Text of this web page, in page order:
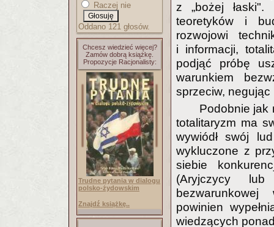
Raczej nie
Oddano 121 głosów.
Chcesz wiedzieć więcej?
Zamów dobrą książkę.
Propozycje Racjonalisty:
Trudne pytania w dialogu
polsko-żydowskim
Znajdź książkę..
z „bożej
teoretyków i
rozwojowi
i informacji,
podjąć próbę
warunkiem
sprzeciw,
Podobnie jak
totalitaryzm ma
wywiódł swój
wykluczone z
siebie
(Aryjczycy
powinien
wiedzących